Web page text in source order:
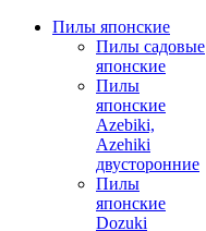
Пилы японские
Пилы садовые
японские
Пилы
японские
Azebiki,
Azehiki
двусторонние
Пилы
японские
Dozuki